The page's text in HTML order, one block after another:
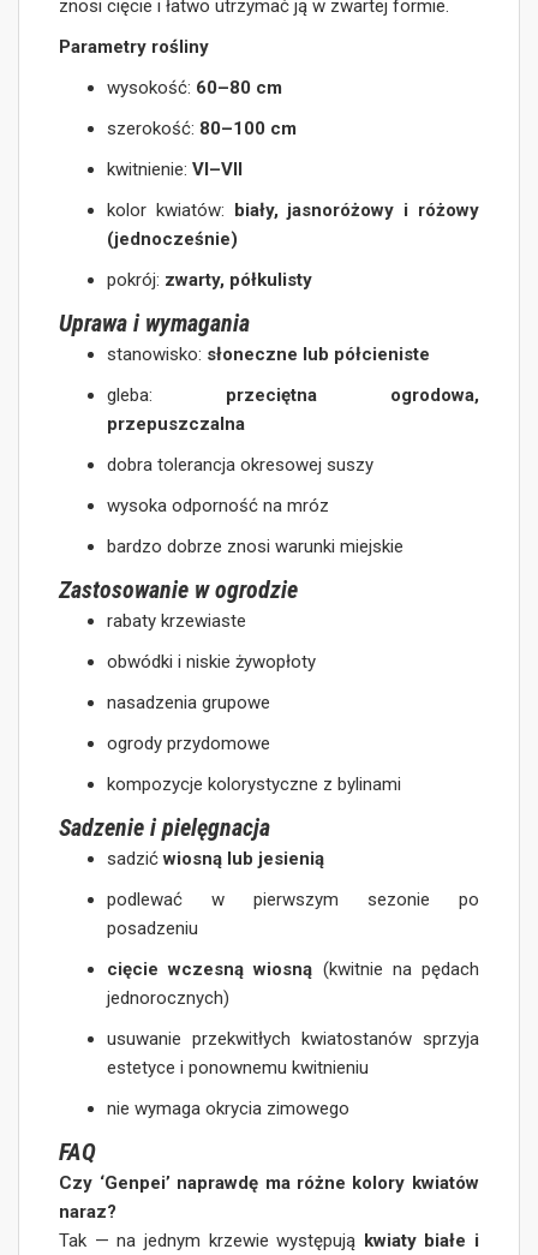
znosi cięcie i łatwo utrzymać ją w zwartej formie.
Parametry rośliny
wysokość: 60–80 cm
szerokość: 80–100 cm
kwitnienie:VI–VII
kolor kwiatów:
biały, jasnoróżowy i różowy
(jednocześnie)
pokrój: zwarty, półkulisty
Uprawa i wymagania
stanowisko: słoneczne lub półcieniste
gleba: przeciętna ogrodowa,
przepuszczalna
dobra tolerancja okresowej suszy
wysoka odporność na mróz
bardzo dobrze znosi warunki miejskie
Zastosowanie w ogrodzie
rabaty krzewiaste
obwódki i niskie żywopłoty
nasadzenia grupowe
ogrody przydomowe
kompozycje kolorystyczne z bylinami
Sadzenie i pielęgnacja
sadzićwiosną lub jesienią
podlewać w pierwszym sezonie po
posadzeniu
cięcie wczesną wiosną (kwitnie na pędach
jednorocznych)
usuwanie przekwitłych kwiatostanów sprzyja
estetyce i ponownemu kwitnieniu
nie wymaga okrycia zimowego
FAQ
Czy ‘Genpei’ naprawdę ma różne kolory kwiatów
naraz?
Tak — na jednym krzewie występują kwiaty białe i